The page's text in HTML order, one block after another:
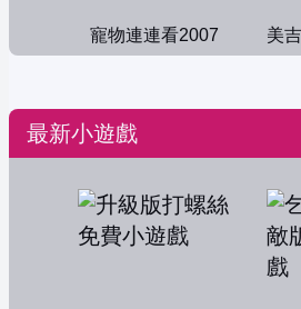
寵物連連看2007
最新小遊戲